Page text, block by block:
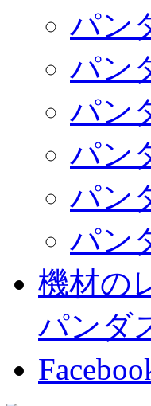
パン
パン
パン
パン
パン
パン
機材の
パンダ